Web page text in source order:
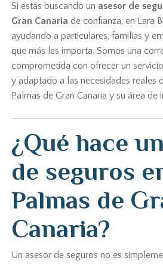
Si estás buscando un asesor de
Gran Canaria de confianza, en Lara
ayudando a particulares, familias y
que más les importa. Somos una
comprometida con ofrecer un
y adaptado a las necesidades reales
Palmas de Gran Canaria y su área de
¿Qué hace
de seguros
Palmas de
Canaria?
Un asesor de seguros no es